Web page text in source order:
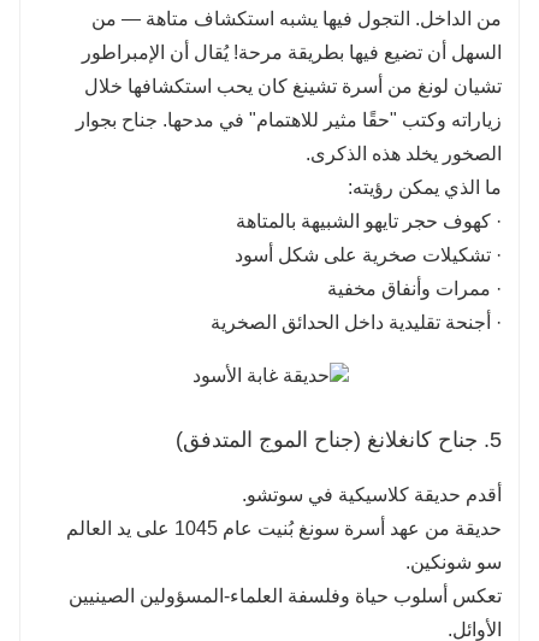
من الداخل. التجول فيها يشبه استكشاف متاهة — من
السهل أن تضيع فيها بطريقة مرحة! يُقال أن الإمبراطور
تشيان لونغ من أسرة تشينغ كان يحب استكشافها خلال
زياراته وكتب "حقًا مثير للاهتمام" في مدحها. جناح بجوار
الصخور يخلد هذه الذكرى.
ما الذي يمكن رؤيته:
· كهوف حجر تايهو الشبيهة بالمتاهة
· تشكيلات صخرية على شكل أسود
· ممرات وأنفاق مخفية
· أجنحة تقليدية داخل الحدائق الصخرية
5. جناح كانغلانغ (جناح الموج المتدفق)
أقدم حديقة كلاسيكية في سوتشو.
حديقة من عهد أسرة سونغ بُنيت عام 1045 على يد العالم
سو شونكين.
تعكس أسلوب حياة وفلسفة العلماء-المسؤولين الصينيين
الأوائل.